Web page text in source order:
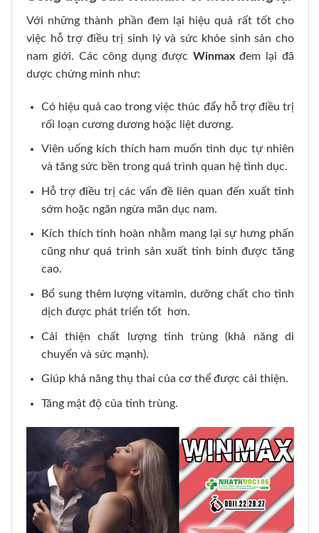
Với những thành phần đem lại hiệu quả rất tốt cho
việc hỗ trợ điều trị sinh lý và sức khỏe sinh sản cho
nam giới. Các công dụng được Winmaxđem lại đã
dược chứng minh như:
Có hiệu quả cao trong việc thúc đẩy hỗ trợ điều trị
rối loạn cương dương hoặc liệt dương.
Viên uống kích thích ham muốn tình dục tự nhiên
và tăng sức bền trong quá trình quan hệ tình dục.
Hỗ trợ điều trị các vấn đề liên quan đến xuất tinh
sớm hoặc ngăn ngừa mãn dục nam.
Kích thích tinh hoàn nhằm mang lại sự hưng phấn
cũng như quá trình sản xuất tinh binh được tăng
cao.
Bổ sung thêm lượng vitamin, dưỡng chất cho tinh
dịch được phát triển tốt hơn.
Cải thiện chất lượng tinh trùng (khả năng di
chuyển và sức mạnh).
Giúp khả năng thụ thai của cơ thể được cải thiện.
Tăng mật độ của tinh trùng.